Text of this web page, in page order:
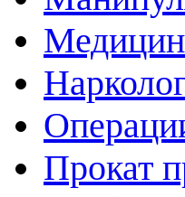
Прокат